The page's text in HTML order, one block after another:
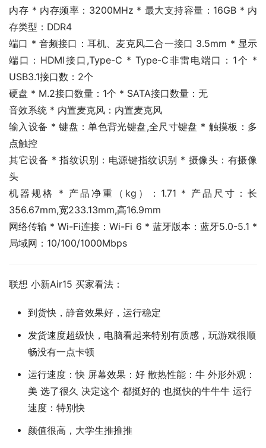
内存 * 内存频率：3200MHz * 最大支持容量：16GB * 内
存类型：DDR4
端口 * 音频接口：耳机、麦克风二合一接口 3.5mm * 显示
端口：HDMI接口,Type-C * Type-C非雷电端口：1个 *
USB3.1接口数：2个
硬盘 * M.2接口数量：1个 * SATA接口数量：无
音效系统 * 内置麦克风：内置麦克风
输入设备 * 键盘：单色背光键盘,全尺寸键盘 * 触摸板：多
点触控
其它设备 * 指纹识别：电源键指纹识别 * 摄像头：有摄像
头
机器规格 * 产品净重（kg）：1.71 * 产品尺寸：长
356.67mm,宽233.13mm,高16.9mm
网络传输 * Wi-Fi连接：Wi-Fi 6 * 蓝牙版本：蓝牙5.0-5.1 *
局域网：10/100/1000Mbps
联想 小新Air15 买家看法：
到货快，静音效果好，运行稳定
发货速度超级快，电脑看起来特别有质感，玩游戏很顺
畅没有一点卡顿
运行速度：快 屏幕效果：好 散热性能：牛 外形外观：
美 选了很久 决定这个 都挺好的 也挺快的牛牛牛 运行
速度：特别快
颜值很高，大学生推推推